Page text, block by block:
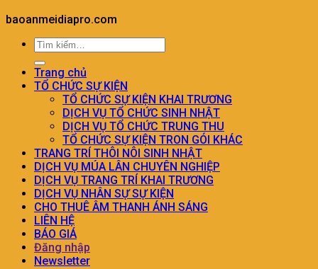
baoanmeidiapro.com
Trang chủ
TỔ CHỨC SỰ KIỆN
TỔ CHỨC SỰ KIỆN KHAI TRƯƠNG
DỊCH VỤ TỔ CHỨC SINH NHẬT
DỊCH VỤ TỔ CHỨC TRUNG THU
TỔ CHỨC SỰ KIỆN TRON GÓI KHÁC
TRANG TRÍ THÔI NÔI SINH NHẬT
DỊCH VỤ MÚA LÂN CHUYÊN NGHIỆP
DỊCH VỤ TRANG TRÍ KHAI TRƯƠNG
DỊCH VỤ NHÂN SỰ SỰ KIỆN
CHO THUÊ ÂM THANH ÁNH SÁNG
LIÊN HỆ
BÁO GIÁ
Đăng nhập
Newsletter